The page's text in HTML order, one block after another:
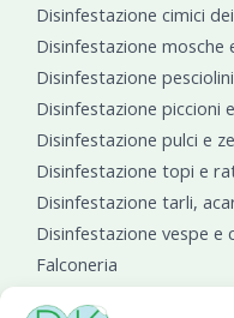
Disinfestazione cimici
Disinfestazione mosche
Disinfestazione
Disinfestazione piccioni
Disinfestazione pulci e
Disinfestazione topi e
Disinfestazione tarli,
Disinfestazione vespe e
Falconeria